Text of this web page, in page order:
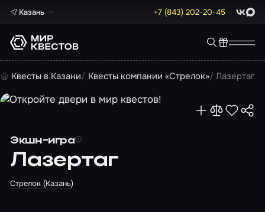
Казань +7 (843) 202-20-45 Max
Квесты в Казани Квесты компании «Стрелок» Лазертаг
Экшн-игра
Лазертаг
Стрелок (Казань)